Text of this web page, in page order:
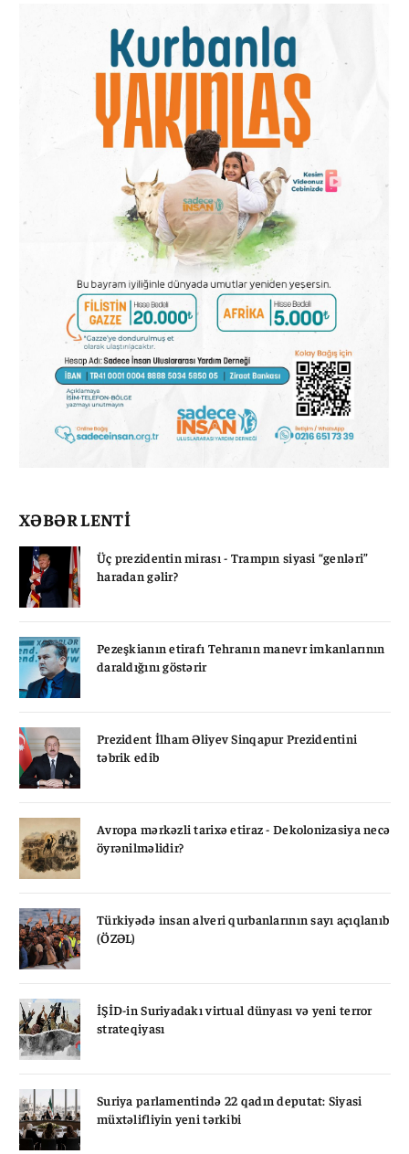
XƏBƏR LENTİ
Üç prezidentin mirası - Trampın siyasi “genləri”
haradan gəlir?
Pezeşkianın etirafı Tehranın manevr imkanlarının
daraldığını göstərir
Prezident İlham Əliyev Sinqapur Prezidentini
təbrik edib
Avropa mərkəzli tarixə etiraz - Dekolonizasiya necə
öyrənilməlidir?
Türkiyədə insan alveri qurbanlarının sayı açıqlanıb
(ÖZƏL)
İŞİD-in Suriyadakı virtual dünyası və yeni terror
strateqiyası
Suriya parlamentində 22 qadın deputat: Siyasi
müxtəlifliyin yeni tərkibi